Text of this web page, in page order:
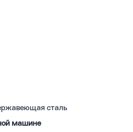
сталь
машине